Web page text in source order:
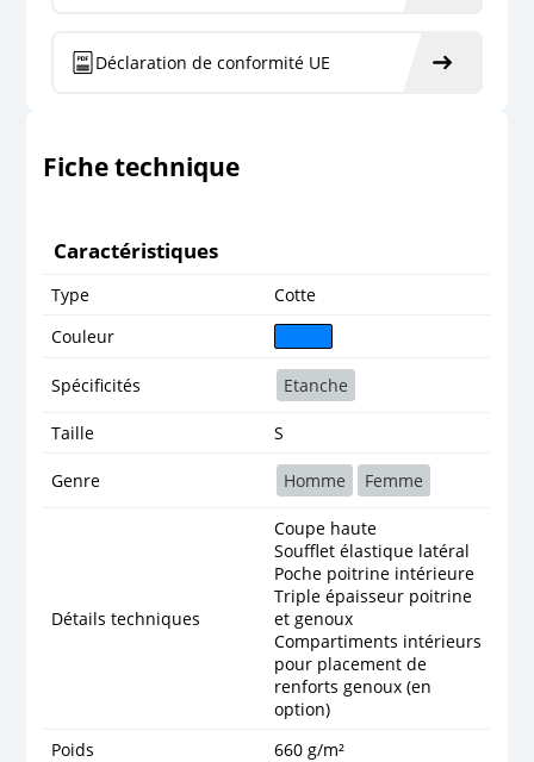
Déclaration de conformité UE
Fiche technique
Caractéristiques
Type
Cotte
Couleur
Spécificités Etanche
Taille S
Genre Homme Femme
Détails techniques
Coupe haute
Soufflet élastique latéral
Poche poitrine intérieure
Triple épaisseur poitrine
et genoux
Compartiments intérieurs
pour placement de
renforts genoux (en
option)
Poids
660 g/m²